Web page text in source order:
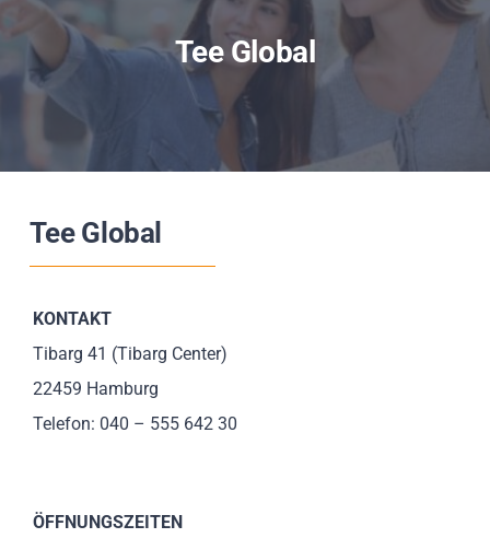
Service
News
Impressionen
SUCHE
NACH:
Tee Global
Tee Global
KONTAKT
Tibarg 41 (Tibarg Center)
22459 Hamburg
Telefon: 040 – 555 642 30
ÖFFNUNGSZEITEN